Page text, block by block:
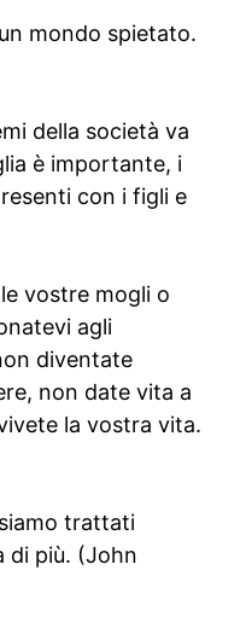
mondo spietato.
della società va
è importante, i
con i figli e
vostre mogli o
agli
diventate
non date vita a
la vostra vita.
trattati
di più. (John